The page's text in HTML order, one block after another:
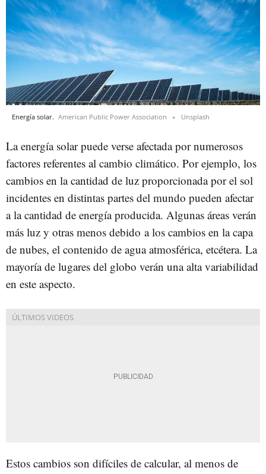
Energía solar. American Public Power Association Unsplash
La energía solar puede verse afectada por numerosos
factores referentes al cambio climático. Por ejemplo, los
cambios en la cantidad de luz proporcionada por el sol
incidentes en distintas partes del mundo pueden afectar
a la cantidad de energía producida. Algunas áreas verán
más luz y otras menos debido a los cambios en la capa
de nubes, el contenido de agua atmosférica, etcétera. La
mayoría de lugares del globo verán una alta variabilidad
en este aspecto.
Estos cambios son difíciles de calcular, al menos de